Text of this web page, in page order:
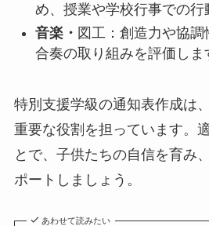
め、授業や学校行事での行
音楽・ 図工：創造力や協
合奏の取り組みを評価しま
特別支援学級の通知表作成は
重要な役割を担っています。
とで、子供たちの自信を育み
ポートしましょう。
あわせて読みたい